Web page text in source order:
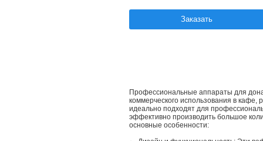
Заказать
Профессиональные аппараты для
коммерческого использования в
идеально подходят для
эффективно производить большое
основные особенности: